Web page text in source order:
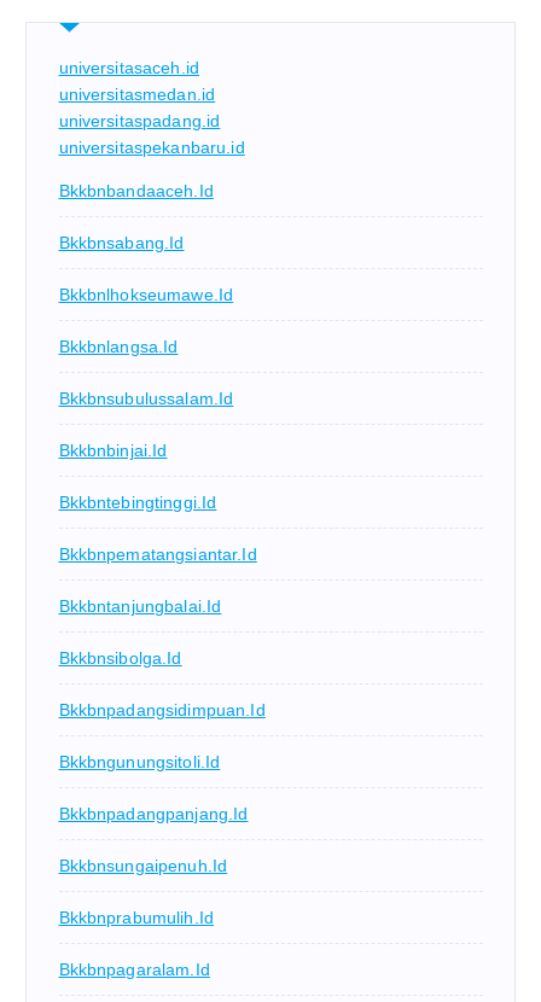
universitasaceh.id
universitasmedan.id
universitaspadang.id
universitaspekanbaru.id
Bkkbnbandaaceh.id
Bkkbnsabang.id
Bkkbnlhokseumawe.id
Bkkbnlangsa.id
Bkkbnsubulussalam.id
Bkkbnbinjai.id
Bkkbntebingtinggi.id
Bkkbnpematangsiantar.id
Bkkbntanjungbalai.id
Bkkbnsibolga.id
Bkkbnpadangsidimpuan.id
Bkkbngunungsitoli.id
Bkkbnpadangpanjang.id
Bkkbnsungaipenuh.id
Bkkbnprabumulih.id
Bkkbnpagaralam.id